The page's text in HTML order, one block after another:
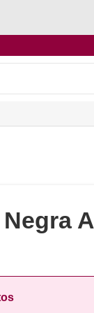
A